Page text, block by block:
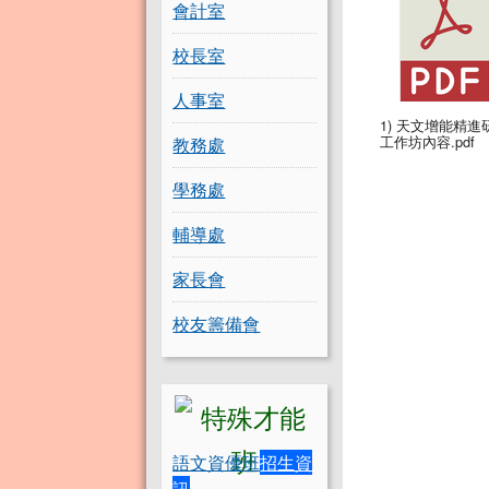
會計室
校長室
人事室
教務處
學務處
輔導處
家長會
校友籌備會
語文資優班招生資
1) 天文增能精進
工作坊內容.pdf